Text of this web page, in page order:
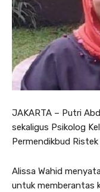
JAKARTA – Putri
sekaligus Psikolog
Permendikbud
Alissa Wahid
untuk memberantas